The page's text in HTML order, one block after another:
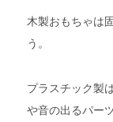
木製おもちゃは
う。
プラスチック製
や音の出るパー